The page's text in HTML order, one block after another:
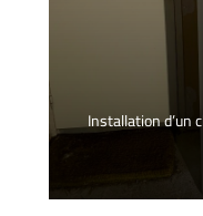
Installation d’un